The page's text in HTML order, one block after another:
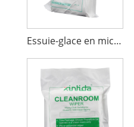
Essuie-glace en microfibre pour salle blanche